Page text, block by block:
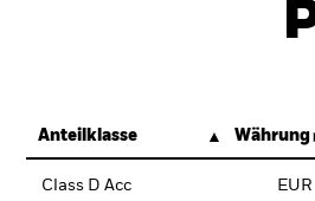
Anteilklasse Währung
Class D Acc EUR